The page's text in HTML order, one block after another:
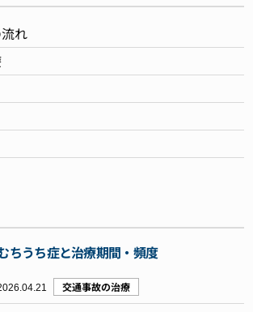
れ
ちうち症と治療期間・頻度
交通事故の治療